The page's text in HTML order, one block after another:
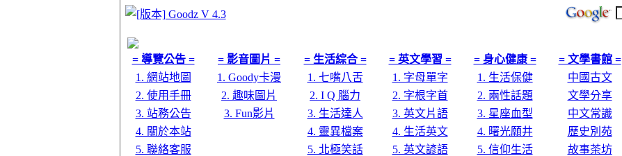
= 導覽公告 = = 影音圖片 = = 生活綜合 = = 英文學習 = = 身心健康 = = 文學書館 =
1. 網站地圖
1. Goody卡漫 1. 七嘴八舌 1. 字母單字 1. 生活保健 中國古文
2. 使用手冊
2. 趣味圖片 2. I Q 腦力 2. 字根字首 2. 兩性話題 文學分享
3. 站務公告
3. Fun影片 3. 生活達人 3. 英文片語 3. 星座血型 中文常識
4. 關於本站
4. 靈異檔案 4. 生活英文 4. 曙光願井 歷史別苑
5. 聯絡客服
5. 北極笑話 5. 英文諺語 5. 信仰生活 故事茶坊